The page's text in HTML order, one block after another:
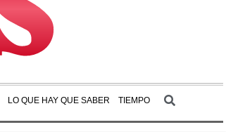
LO QUE HAY QUE SABER TIEMPO